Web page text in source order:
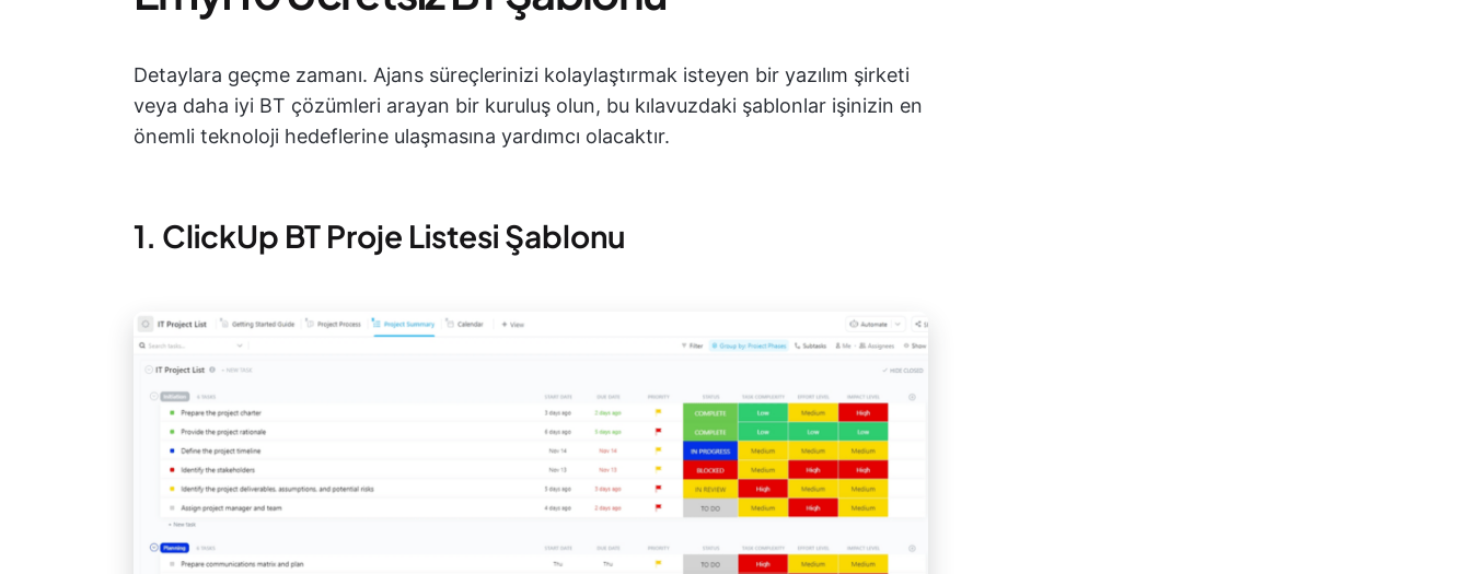
Detaylara geçme zamanı. Ajans süreçlerinizi kolaylaştırmak isteyen bir yazılım şirketi
veya daha iyi BT çözümleri arayan bir kuruluş olun, bu kılavuzdaki şablonlar işinizin en
önemli teknoloji hedeflerine ulaşmasına yardımcı olacaktır.
1. ClickUp BT Proje Listesi Şablonu